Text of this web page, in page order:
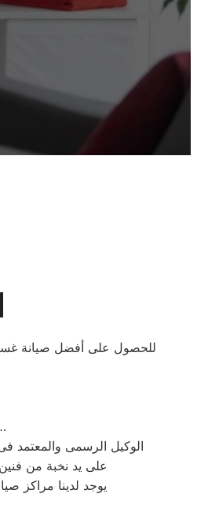
للحصول على أفضل صيانة
وذلك على مدار الساعه عملاؤنا الكرام نحن فى
الوكيل الرسمى والمعتمد
على يد نخبة من
يوجد لدينا مراكز